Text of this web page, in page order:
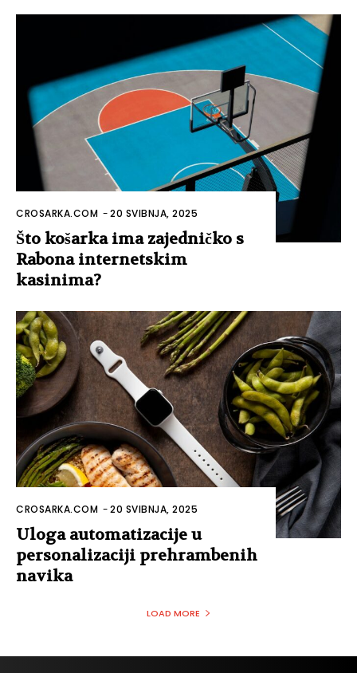
CROSARKA.COM -20 SVIBNJA, 2025
Što košarka ima zajedničko s
Rabona internetskim
kasinima?
CROSARKA.COM -20 SVIBNJA, 2025
Uloga automatizacije u
personalizaciji prehrambenih
navika
LOAD MORE